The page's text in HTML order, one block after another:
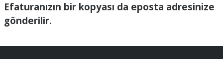
Efaturanızın bir kopyası da eposta adresinize
gönderilir.